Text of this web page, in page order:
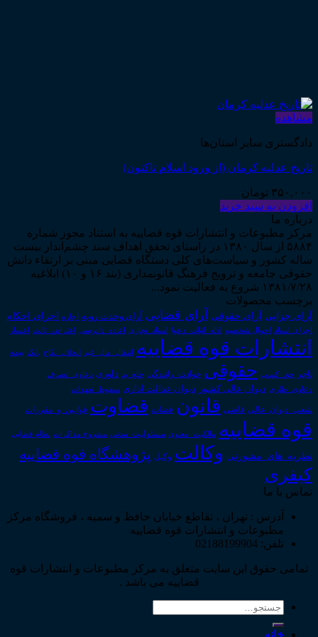
مشاهده
دادگستری سایر استان‌ها
تاریخ عدلیه کرمان (از ورود اسلام تاکنون)
۳۵۰,۰۰۰ تومان
افزودن به سبد خرید
درباره ما
مرکز مطبوعات و انتشارات قوه قضاییه به استناد مجوز شماره
۵۸۸۴ از سال ۱۳۸۰ در راستای تحقق اهداف سند چشم‌انداز بیست
ساله کشور و سیاست‌های کلی دستگاه قضایی مبنی بر ارتقاء دانش
حقوقی جامعه و ترویج فرهنگ قانونمداری (بند ۱۶ و ۱۰) ابلاغیه
۱۳۸۱/۷/۲۸ شروع به فعالیت نمود...
برچسب محصولات
آرای جزایی آرای حقوقی آرای قضایی آرای وحدت رویه اجاره اجرای احکام
اجرای اسناد احوال شخصیه ادله_اثبات_دعوا اسناد_تجاری اعاده_دادرسی اعتراض_ثالث اعسار
انتشارات قوه قضاییه انتقال_مال_غیر انحلال_نکاح بانک بیمه
تاجر حق_کسب حقوقی حوادث_رانندگی خلع_ید داوری دعاوی_تصرف
دعاوی_طاری دیوان عالی کشور دیوان عدالت اداری سقوط_تعهدات
شعب_دیوان_عالی قاضی قانون قضات قضاوت قوانین_و_مقررات
قوه قضاییه مالکیت_معنوی مسئولیت_مدنی مشروح مذاکرات نظام قضایی
نظریه_های_مشورتی وکالت وکیل پژوهشگاه قوه قضاییه
کیفری
تماس با ما
آدرس : تهران ، تقاطع خیابان حافظ و سمیه ، فروشگاه مرکز
مطبوعات و انتشارات قوه قضاییه
تلفن: 02188199904
تمامی حقوق این سایت متعلق به مرکز مطبوعات و انتشارات قوه
قضاییه می باشد .
جستجو
خانه